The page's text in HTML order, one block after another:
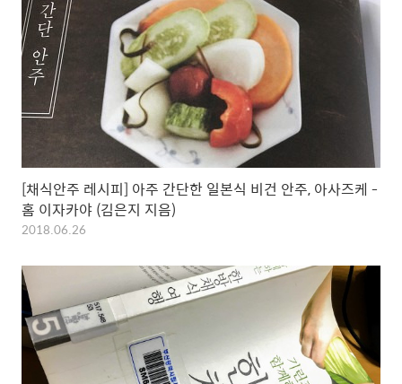
[채식안주 레시피] 아주 간단한 일본식 비건 안주, 아사즈케 -
홈 이자카야 (김은지 지음)
2018.06.26